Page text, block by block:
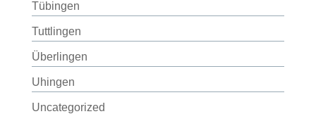
Tübingen
Tuttlingen
Überlingen
Uhingen
Uncategorized